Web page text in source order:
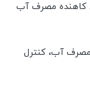
کاهنده مصرف آب
آب، کنترل